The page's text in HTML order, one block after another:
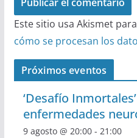
Este sitio usa Akismet
cómo se procesan los
Próximos eventos
‘Desafío
enfermedades
9 agosto @ 20:00- 21:00